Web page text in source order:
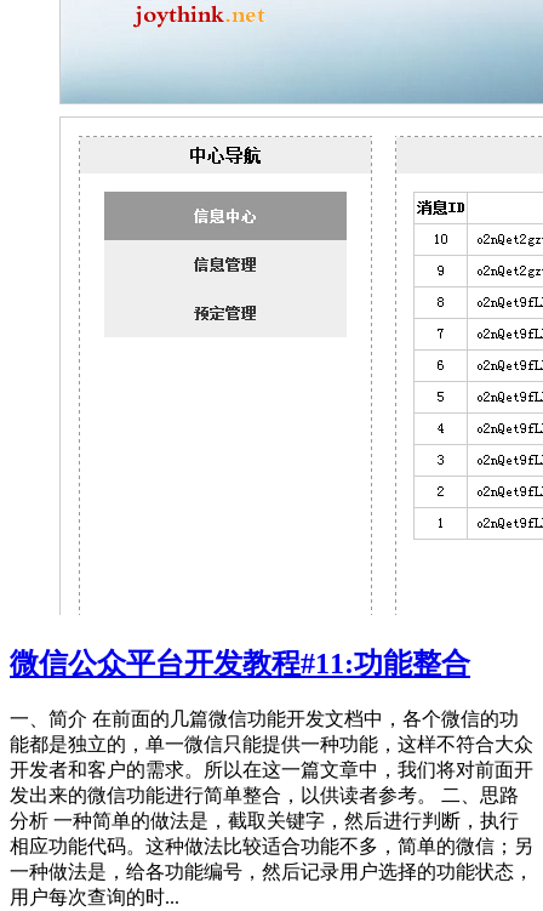
微信公众平台开发教程#11:功能整合
一、简介 在前面的几篇微信功能开发文档中，各个微信的功
能都是独立的，单一微信只能提供一种功能，这样不符合大众
开发者和客户的需求。所以在这一篇文章中，我们将对前面开
发出来的微信功能进行简单整合，以供读者参考。 二、思路
分析 一种简单的做法是，截取关键字，然后进行判断，执行
相应功能代码。这种做法比较适合功能不多，简单的微信；另
一种做法是，给各功能编号，然后记录用户选择的功能状态，
用户每次查询的时...